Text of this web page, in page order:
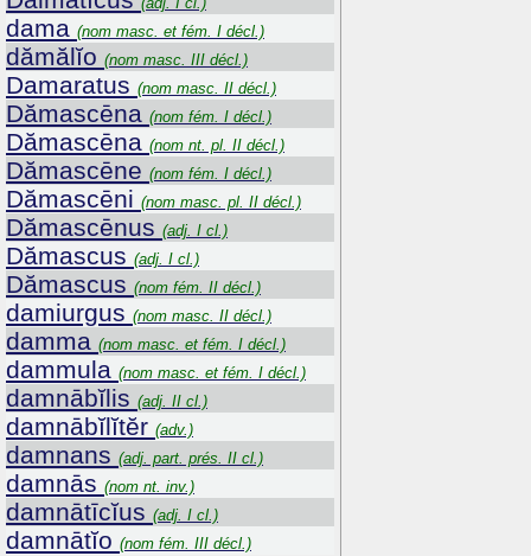
dama (nom masc. et fém. I décl.)
dămălĭo (nom masc. III décl.)
Damaratus (nom masc. II décl.)
Dămascēna (nom fém. I décl.)
Dămascēna (nom nt. pl. II décl.)
Dămascēne (nom fém. I décl.)
Dămascēni (nom masc. pl. II décl.)
Dămascēnus (adj. I cl.)
Dămascus (adj. I cl.)
Dămascus (nom fém. II décl.)
damiurgus (nom masc. II décl.)
damma (nom masc. et fém. I décl.)
dammula (nom masc. et fém. I décl.)
damnābĭlis (adj. II cl.)
damnābĭlĭtĕr (adv.)
damnans (adj. part. prés. II cl.)
damnās (nom nt. inv.)
damnātīcĭus (adj. I cl.)
damnātĭo (nom fém. III décl.)